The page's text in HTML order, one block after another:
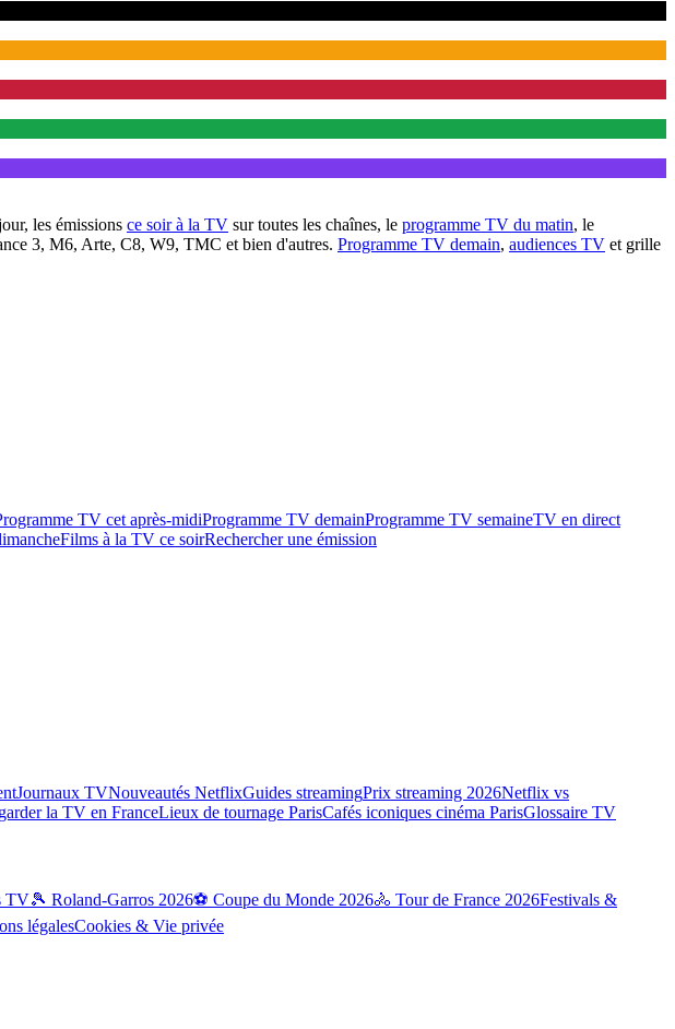
les émissions ce soir à la TV sur toutes les chaînes, le programme TV du matin, le
3, M6, Arte, C8, W9, TMC et bien d'autres. Programme TV demain, audiences TV et grille
TV cet après-midiProgramme TV demainProgramme TV semaineTV en direct
Films à la TV ce soirRechercher une émission
Journaux TVNouveautés NetflixGuides streamingPrix streaming 2026Netflix vs
la TV en FranceLieux de tournage ParisCafés iconiques cinéma ParisGlossaire TV
TV🎾 Roland-Garros 2026⚽ Coupe du Monde 2026🚴 Tour de France 2026Festivals &
légalesCookies & Vie privée